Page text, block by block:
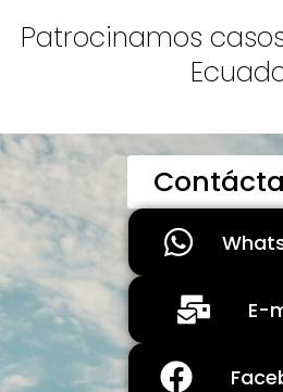
Patrocinamos
E-